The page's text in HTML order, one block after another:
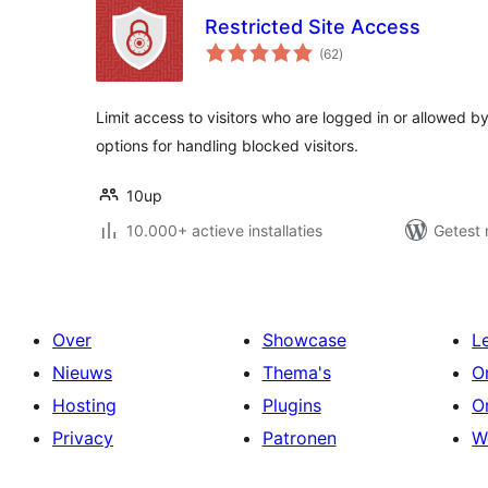
Restricted Site Access
(62totaal
waarderingen
)
Limit access to visitors who are logged in or allowed
options for handling blocked visitors.
10up
10.000+ actieve installaties
Getest
Over
Nieuws
Hosting
Privacy
Showcase
Thema's
Plugins
Patronen